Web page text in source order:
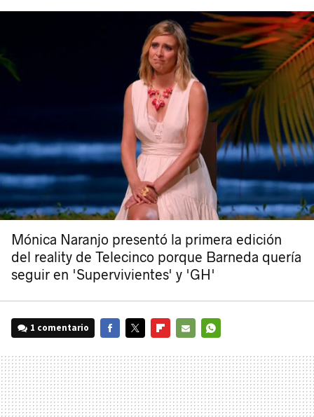
Mónica Naranjo presentó la primera edición
del reality de Telecinco porque Barneda quería
seguir en 'Supervivientes' y 'GH'
1 comentario
MAIL